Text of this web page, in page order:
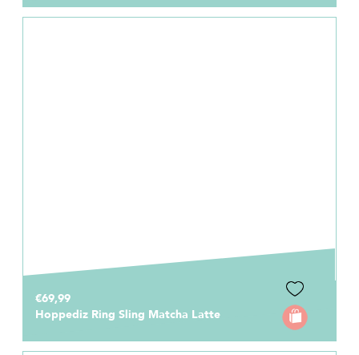
€69,99
Hoppediz Ring Sling Matcha Latte